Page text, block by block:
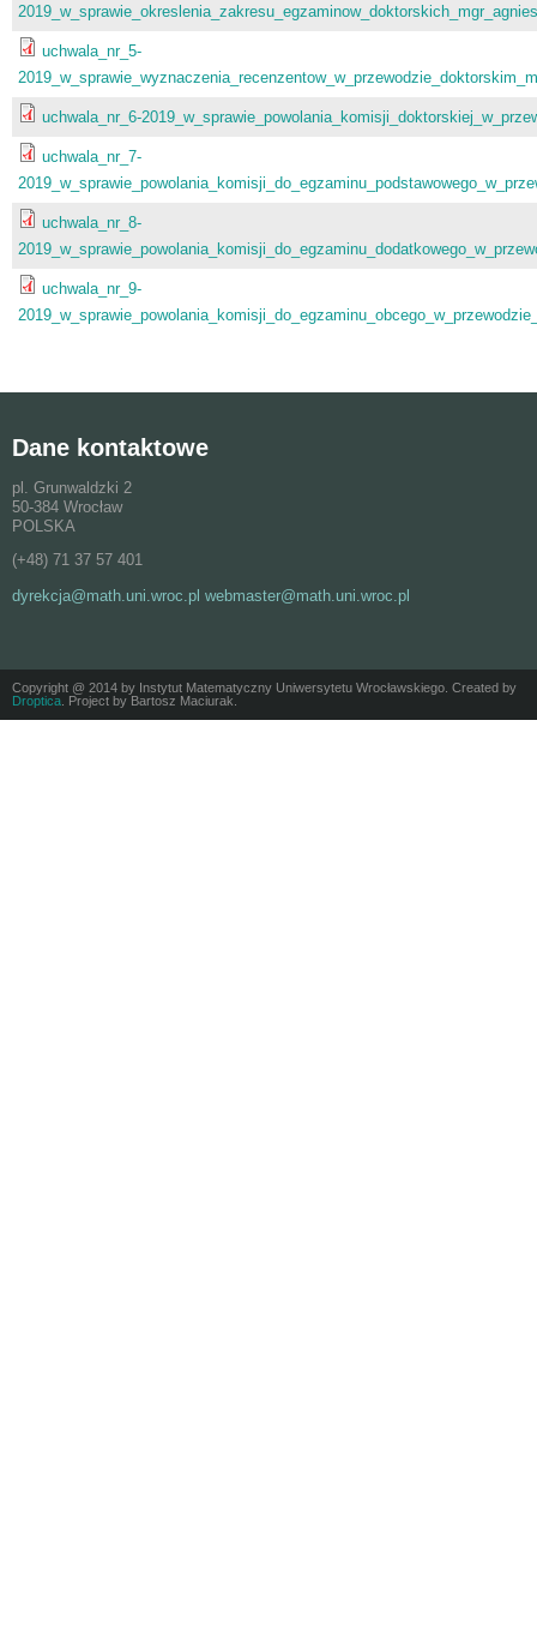
uchwala_nr_5-
uchwala_nr_6-
uchwala_nr_7-
uchwala_nr_8-
uchwala_nr_9-
Dane kontaktowe
pl. Grunwaldzki 2
50-384 Wrocław
POLSKA
(+48) 71 37 57 401
dyrekcja@math.uni.wroc.pl webmaster@math.uni.wroc.pl
Copyright @ 2014 by Instytut Matematyczny Uniwersytetu Wrocławskiego. Created by
Droptica . Project by Bartosz Maciurak.